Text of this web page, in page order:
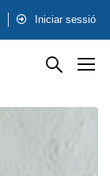
Iniciar sessió